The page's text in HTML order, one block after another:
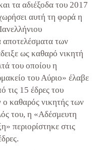
τα αδιέξοδα του 2017
αυτή τη φορά η
αποτελέσματα των
ως καθαρό νικητή
του οποίου η
του Αύριο» έλαβε
τις 15 έδρες του
ο καθαρός νικητής των
του, η «Αδέσμευτη
περιορίστηκε στις